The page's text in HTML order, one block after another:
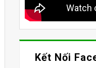
Kết Nối